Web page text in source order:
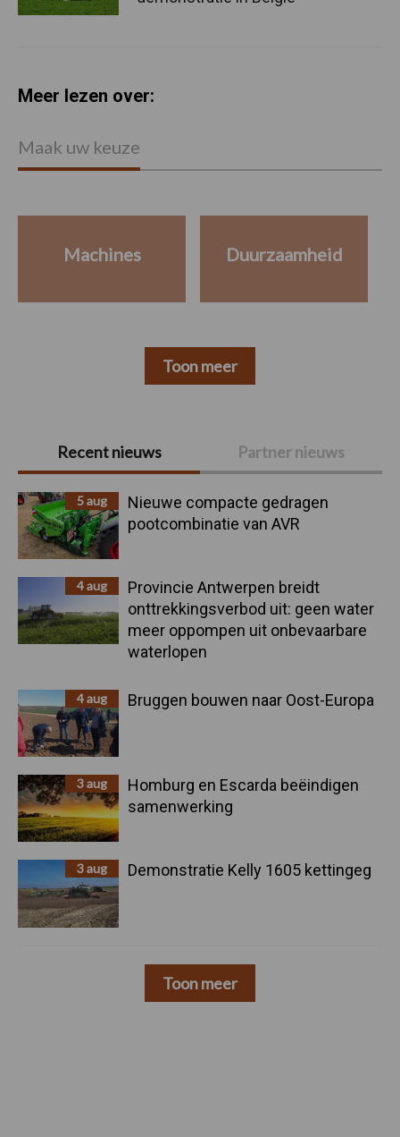
Primaire
Sidebar
Recent nieuws Partner nieuws
5 aug
Nieuwe compacte gedragen
pootcombinatie van AVR
4 aug
Provincie Antwerpen breidt
onttrekkingsverbod uit: geen water
meer oppompen uit onbevaarbare
waterlopen
4 aug Bruggen bouwen naar Oost-Europa
3 aug
Homburg en Escarda beëindigen
samenwerking
3 aug Demonstratie Kelly 1605 kettingeg
Toon meer
Meer lezen over:
Maak uw keuze
Machines Duurzaamheid
Toon meer